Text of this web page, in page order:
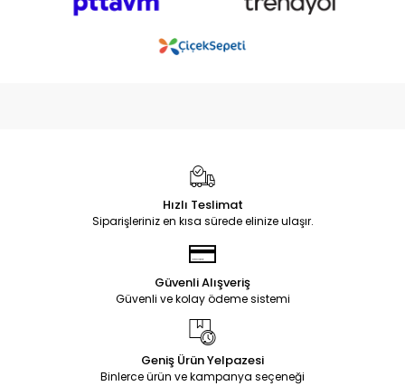
Hızlı Teslimat
Siparişleriniz en kısa sürede elinize ulaşır.
Güvenli Alışveriş
Güvenli ve kolay ödeme sistemi
Geniş Ürün Yelpazesi
Binlerce ürün ve kampanya seçeneği